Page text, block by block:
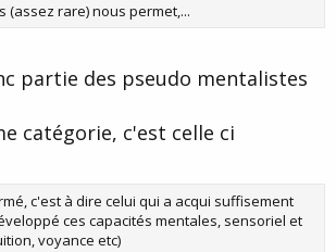
(assez rare) nous permet,...
partie des pseudo mentalistes
catégorie, c'est celle ci
c'est à dire celui qui a acqui suffisement
ces capacités mentales, sensoriel et
voyance etc)